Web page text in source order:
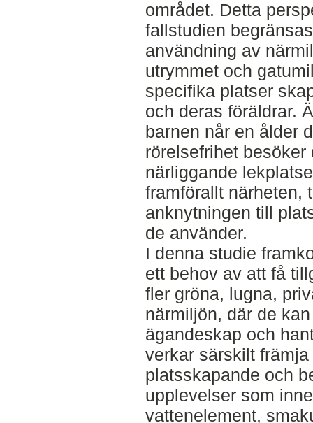
området. Detta
fallstudien
användning av
utrymmet och
specifika platser
och deras föräldrar.
barnen når en ålder
rörelsefrihet besöker
närliggande
framförallt närheten,
anknytningen till
de använder.
I denna studie
ett behov av att få
fler gröna, lugna,
närmiljön, där de
ägandeskap och
verkar särskilt
platsskapande och
upplevelser som
vattenelement,